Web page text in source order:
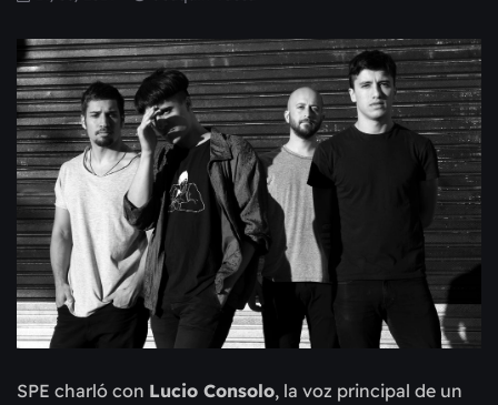
SPE charló con Lucio Consolo, la voz principal de un